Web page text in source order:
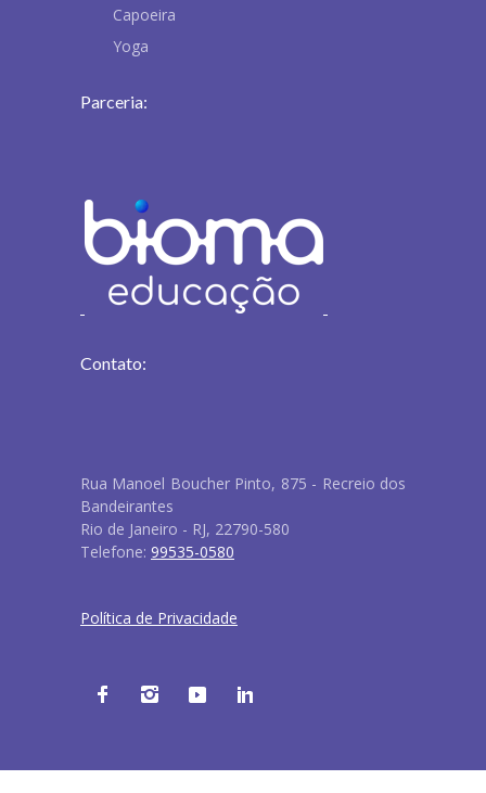
Capoeira
Yoga
Parceria:
Contato:
Rua Manoel Boucher Pinto, 875 - Recreio dos
Bandeirantes
Rio de Janeiro - RJ, 22790-580
Telefone: 99535-0580
Política de Privacidade